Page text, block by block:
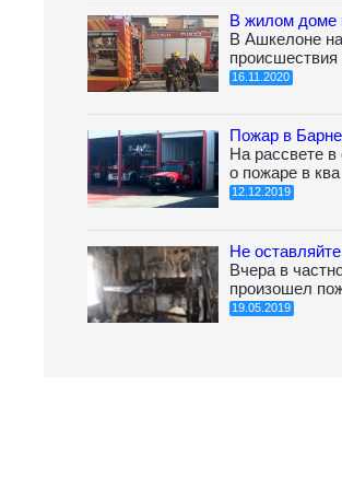
В жилом доме
В Ашкелоне
происшествия
16.11.2020
Пожар в
На рассвете
о пожаре в ква
12.12.2019
Не
Вчера в
произошел
19.05.2019